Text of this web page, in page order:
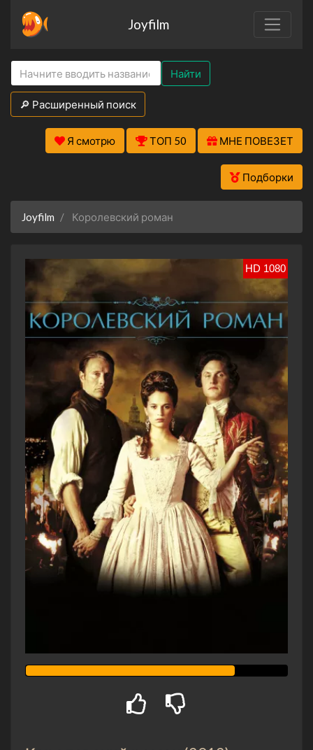
Joyfilm
Найти
🔎 Расширенный поиск
Я смотрю ТОП 50 МНЕ ПОВЕЗЕТ
Подборки
Joyfilm Королевский роман
HD 1080